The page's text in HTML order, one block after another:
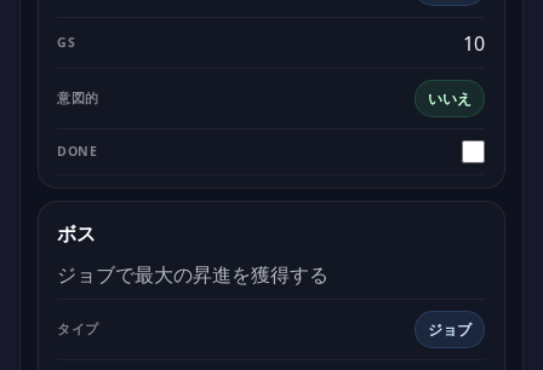
いいえ
10
ボス
ジョブで最大の昇進を獲得する
ジョブ